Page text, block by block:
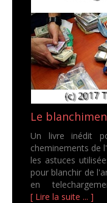
Le
Un livre inédit
cheminements de
les astuces
pour blanchir de
en
[ Lire la suite ... ]